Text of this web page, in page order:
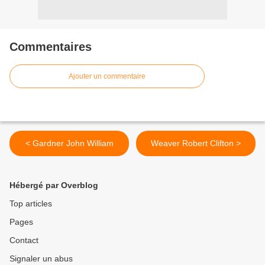
Commentaires
Ajouter un commentaire
< Gardner John William Weaver Robert Clifton >
Hébergé par Overblog
Top articles
Pages
Contact
Signaler un abus